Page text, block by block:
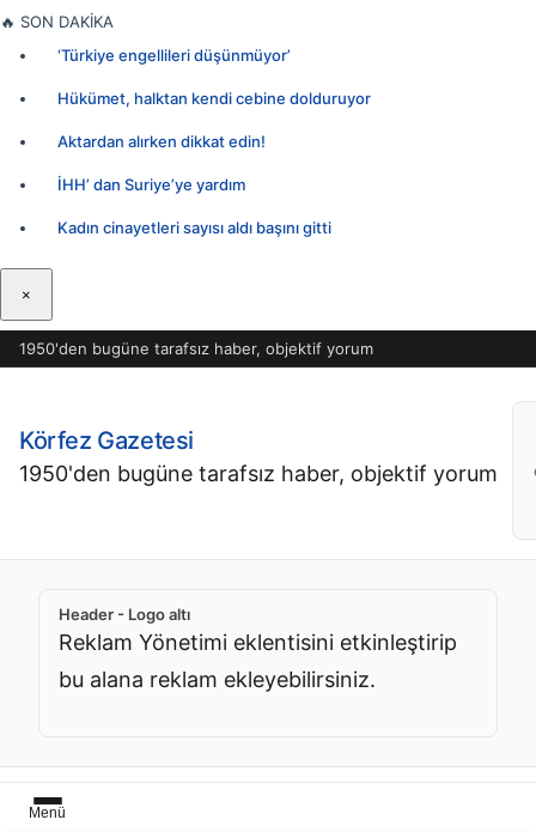
İçeriğe
🔥 SON DAKİKA
‘Türkiye engellileri düşünmüyor’
Hükümet, halktan kendi cebine dolduruyor
Aktardan alırken dikkat edin!
İHH’ dan Suriye’ye yardım
Kadın cinayetleri sayısı aldı başını gitti
×
1950'den bugüne tarafsız haber, objektif yorum
Körfez Gazetesi
1950'den bugüne tarafsız haber, objektif yorum
Header - Logo altı
Reklam Yönetimi eklentisini etkinleştirip
bu alana reklam ekleyebilirsiniz.
Menü